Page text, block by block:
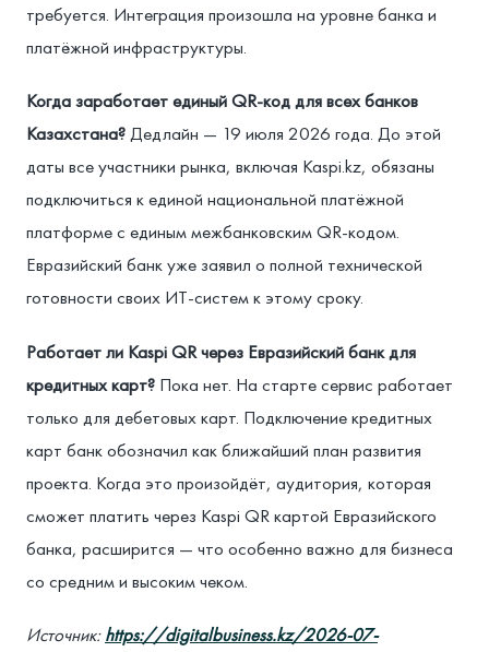
требуется. Интеграция произошла на уровне банка и
платёжной инфраструктуры.
Когда заработает единый QR-код для всех банков
Казахстана?Дедлайн — 19 июля 2026 года. До этой
даты все участники рынка, включая Kaspi.kz, обязаны
подключиться к единой национальной платёжной
платформе с единым межбанковским QR-кодом.
Евразийский банк уже заявил о полной технической
готовности своих ИТ-систем к этому сроку.
Работает ли Kaspi QR через Евразийский банк для
кредитных карт? Пока нет. На старте сервис работает
только для дебетовых карт. Подключение кредитных
карт банк обозначил как ближайший план развития
проекта. Когда это произойдёт, аудитория, которая
сможет платить через Kaspi QR картой Евразийского
банка, расширится — что особенно важно для бизнеса
со средним и высоким чеком.
Источник:https://digitalbusiness.kz/2026-07-